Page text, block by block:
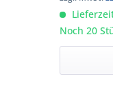
Noch 20